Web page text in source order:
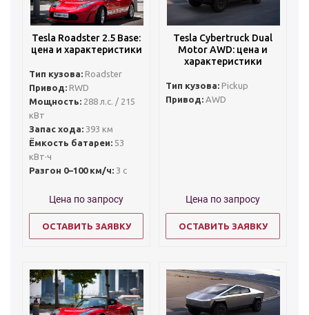
Tesla Roadster 2.5 Base:
цена и характеристики
Тип кузова: Roadster
Привод: RWD
Мощность: 288 л.с. / 215
кВт
Запас хода: 393 км
Ёмкость батареи: 53
кВт·ч
Разгон 0–100 км/ч: 3 с
Цена по запросу
ОСТАВИТЬ ЗАЯВКУ
Tesla Cybertruck Dual
Motor AWD: цена и
характеристики
Тип кузова: Pickup
Привод: AWD
Цена по запросу
ОСТАВИТЬ ЗАЯВКУ